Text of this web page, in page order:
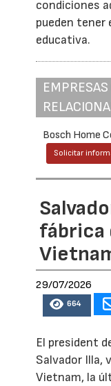
condiciones
pueden tener
educativa.
Bosch Home
Solicitar
fábrica
29/07/2026
664
El president
Salvador Illa,
Vietnam, la